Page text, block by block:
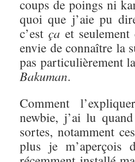
coups de poings ni
quoi que j’aie pu
c’estça et
envie de connaître la
pas particulièrement
Bakuman.
Comment
newbie, j’ai lu
sortes, notamment
plus je m’aperçois